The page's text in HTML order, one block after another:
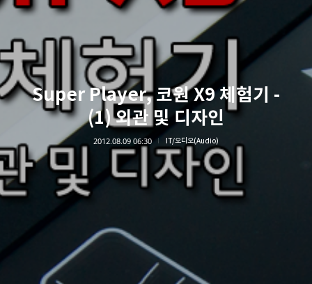
Super Player, 코원 X9 체험기 -
(1) 외관 및 디자인
2012.08.09 06:30 IT/오디오(Audio)